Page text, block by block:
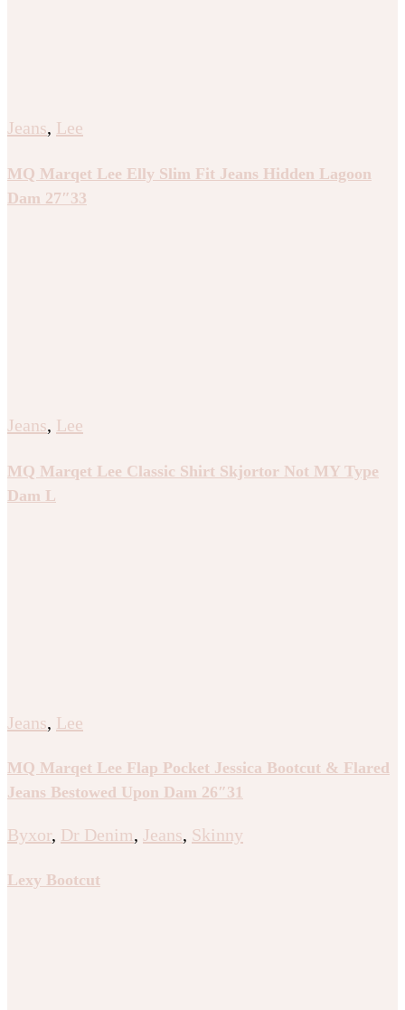
Jeans, Lee
MQ Marqet Lee Elly Slim Fit Jeans Hidden Lagoon
Dam 27″33
Jeans, Lee
MQ Marqet Lee Classic Shirt Skjortor Not MY Type
Dam L
Jeans, Lee
MQ Marqet Lee Flap Pocket Jessica Bootcut & Flared
Jeans Bestowed Upon Dam 26″31
Byxor, Dr Denim, Jeans, Skinny
Lexy Bootcut